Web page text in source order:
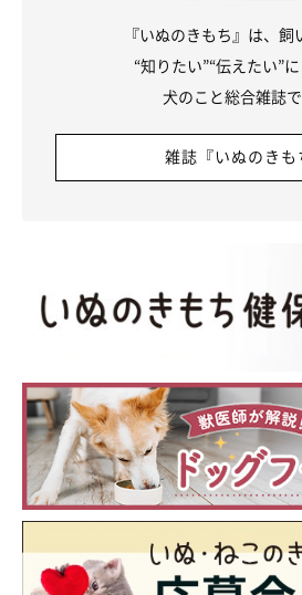
『いぬのきもち』は、飼
“知りたい”“伝えたい”
犬のこと総合雑誌で
雑誌『いぬのきも